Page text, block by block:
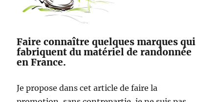
Faire connaître quelques marques qui
fabriquent du matériel de randonnée
en France.
Je propose dans cet article de faire la